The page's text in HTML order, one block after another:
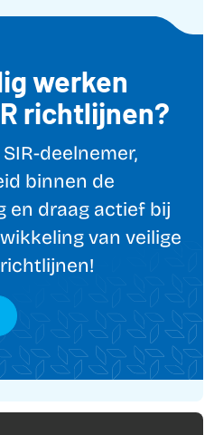
werken
richtlijnen?
deelnemer,
binnen de
en draag actief bij
van veilige